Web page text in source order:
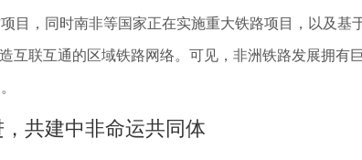
目，同时南非等国家正在实施重大铁路项目，以及基
互联互通的区域铁路网络。可见，非洲铁路发展拥有
共建中非命运共同体